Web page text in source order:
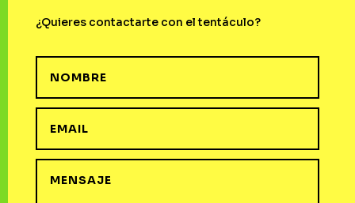
¿Quieres contactarte con el tentáculo?